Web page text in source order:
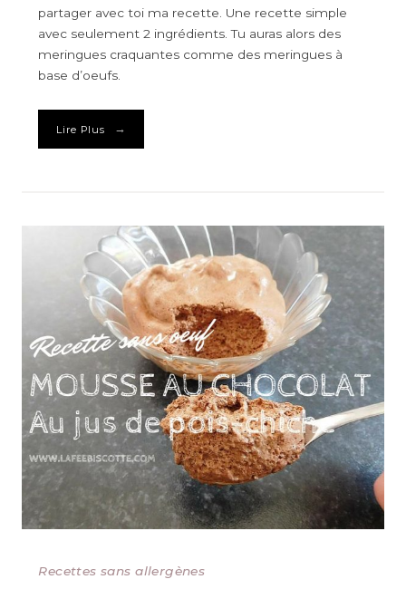
partager avec toi ma recette. Une recette simple
avec seulement 2 ingrédients. Tu auras alors des
meringues craquantes comme des meringues à
base d’oeufs.
Lire Plus →
Recettes sans allergènes